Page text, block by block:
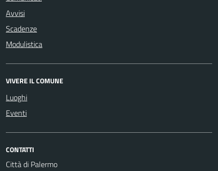
Avvisi
Scadenze
Modulistica
VIVERE IL COMUNE
Luoghi
Eventi
CONTATTI
Città di Palermo